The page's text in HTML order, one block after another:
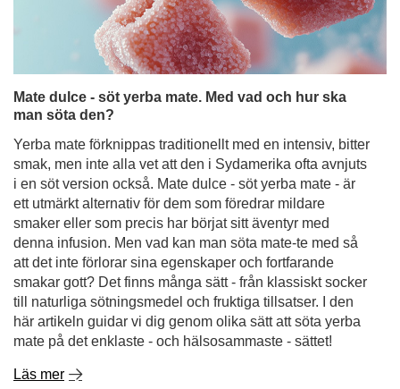
Mate dulce - söt yerba mate. Med vad och hur ska
man söta den?
Yerba mate förknippas traditionellt med en intensiv, bitter
smak, men inte alla vet att den i Sydamerika ofta avnjuts
i en söt version också. Mate dulce - söt yerba mate - är
ett utmärkt alternativ för dem som föredrar mildare
smaker eller som precis har börjat sitt äventyr med
denna infusion. Men vad kan man söta mate-te med så
att det inte förlorar sina egenskaper och fortfarande
smakar gott? Det finns många sätt - från klassiskt socker
till naturliga sötningsmedel och fruktiga tillsatser. I den
här artikeln guidar vi dig genom olika sätt att söta yerba
mate på det enklaste - och hälsosammaste - sättet!
Läs mer